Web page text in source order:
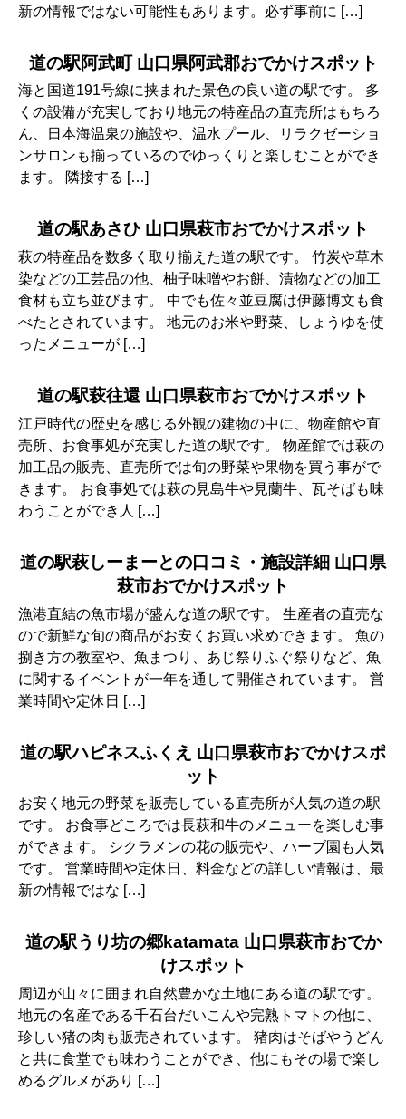
新の情報ではない可能性もあります。必ず事前に […]
道の駅阿武町 山口県阿武郡おでかけスポット
海と国道191号線に挟まれた景色の良い道の駅です。 多
くの設備が充実しており地元の特産品の直売所はもちろ
ん、日本海温泉の施設や、温水プール、リラクゼーショ
ンサロンも揃っているのでゆっくりと楽しむことができ
ます。 隣接する […]
道の駅あさひ 山口県萩市おでかけスポット
萩の特産品を数多く取り揃えた道の駅です。 竹炭や草木
染などの工芸品の他、柚子味噌やお餅、漬物などの加工
食材も立ち並びます。 中でも佐々並豆腐は伊藤博文も食
べたとされています。 地元のお米や野菜、しょうゆを使
ったメニューが […]
道の駅萩往還 山口県萩市おでかけスポット
江戸時代の歴史を感じる外観の建物の中に、物産館や直
売所、お食事処が充実した道の駅です。 物産館では萩の
加工品の販売、直売所では旬の野菜や果物を買う事がで
きます。 お食事処では萩の見島牛や見蘭牛、瓦そばも味
わうことができ人 […]
道の駅萩しーまーとの口コミ・施設詳細 山口県
萩市おでかけスポット
漁港直結の魚市場が盛んな道の駅です。 生産者の直売な
ので新鮮な旬の商品がお安くお買い求めできます。 魚の
捌き方の教室や、魚まつり、あじ祭りふぐ祭りなど、魚
に関するイベントが一年を通して開催されています。 営
業時間や定休日 […]
道の駅ハピネスふくえ 山口県萩市おでかけスポ
ット
お安く地元の野菜を販売している直売所が人気の道の駅
です。 お食事どころでは長萩和牛のメニューを楽しむ事
ができます。 シクラメンの花の販売や、ハーブ園も人気
です。 営業時間や定休日、料金などの詳しい情報は、最
新の情報ではな […]
道の駅うり坊の郷katamata 山口県萩市おでか
けスポット
周辺が山々に囲まれ自然豊かな土地にある道の駅です。
地元の名産である千石台だいこんや完熟トマトの他に、
珍しい猪の肉も販売されています。 猪肉はそばやうどん
と共に食堂でも味わうことができ、他にもその場で楽し
めるグルメがあり […]